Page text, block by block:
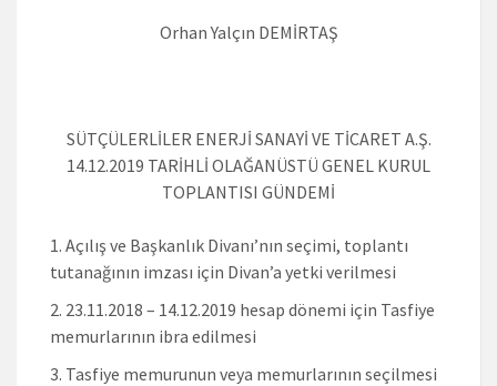
Orhan Yalçın DEMİRTAŞ
SÜTÇÜLERLİLER ENERJİ SANAYİ VE TİCARET A.Ş.
14.12.2019 TARİHLİ OLAĞANÜSTÜ GENEL KURUL
TOPLANTISI GÜNDEMİ
Açılış ve Başkanlık Divanı’nın seçimi, toplantı
tutanağının imzası için Divan’a yetki verilmesi
23.11.2018 – 14.12.2019 hesap dönemi için Tasfiye
memurlarının ibra edilmesi
Tasfiye memurunun veya memurlarının seçilmesi